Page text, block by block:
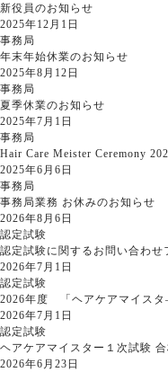
新役員のお知らせ
2025年12月1日
事務局
年末年始休業のお知らせ
2025年8月12日
事務局
夏季休業のお知らせ
2025年7月1日
事務局
Hair Care Meister Ceremony
2025年6月6日
事務局
事務局業務 お休みのお知らせ
2026年8月6日
認定試験
認定試験に関するお問い合わせ
2026年7月1日
認定試験
2026年度 「ヘアケアマイス
2026年7月1日
認定試験
ヘアケアマイスター１次試験
2026年6月23日